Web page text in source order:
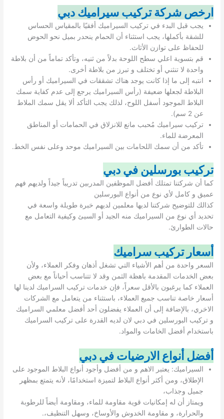
ارخص شركة تركيب سيراميك دبي
يجب قبل البدء في تركيب السيراميك أفقيًا بالمقياس الحساس
للشقة بأكملها، يجب استثناء أن الحمام ينحدر بميل نحو الحوض
للحفاظ على توازن الأثاث.
قم بتسوية اعلي سطح اللوحة بدلاً من ثنيه، وتأكد تماماً من أن بلاطة
واحدة لا تنثني أو تختلف و تبرز من بلاطة أخرى.
انتبه إلى ما إذا كانت يوجد هناك تشققات في السيراميك أو رأس
البلاطة لجعلها ضعيفة (رأس السيراميك يرجع إلى عدم كفاية سمك
البلاط الموجود أسفل اللوح، لذلك يجب التأكد ألا يقل سمك الملاط
عن 2 سم).
تركيب سيراميك مُحبب مانع للانزلاق في الحمامات أو المناطق
المعرضة للماء.
تأكد من أن سمك اللحامات بين السيراميك موحد وعلى نفس الخط.
تركيب بورسلين في دبي
كما أن شركتنا تمتلك أفضل الموظفين المدربين تدريباً جيداً ولديهم فهم
عميق و كامل لأي نوع من أنواع البورسلين
كذالك للتوضيح شركتنا لديها معلمين لديهم خبرة طويلة واسعة في
تحديد أي نوع من السيراميك منه الجيد أو السيئ وكيفية التعامل مع
حالات الطوارئ.
أسعار تركيب سراميك
السعر واحدة من أهم الأشياء التي تشغل أذهان وفكر العملاء، ولأن
بعض الخدمات المقدمة باهظة الثمن وقد لا تتناسب أحياناً مع بعض
العملاء كما يرغبون بالأقل سعراً، فإن خدمات تركيب السراميك لدينا لها
أسعار خاصة تناسب جميع العملاء، باستثناء من يتعامل مع الشركات
الاخري، بالإضافة إلى أن العملاء يفضلون أحد أفضل معلمي السراميك
و تركيب البورسلين في دبي لان لديه القدرة على تركيب السراميك
باستخدام أفضل الخامات والمواد.
أفضل أنواع الارضيات في دبي
السيراميك: يعتبر الاهم و من أفضل وأجود أنواع البلاط الموجود على
الإطلاق، ومن أكثر أنواع البلاط لتميزة استخدامًا، لأنه يتمتع بمظهر
جميل وجذاب،
ويمتاز أن له إمكانيات قوية مقاومة للماء، ومقاومة أيضاً للرطوبة
والحرارة، و مقاومة الخدوش والأوساخ، وسهل التنظيف،.